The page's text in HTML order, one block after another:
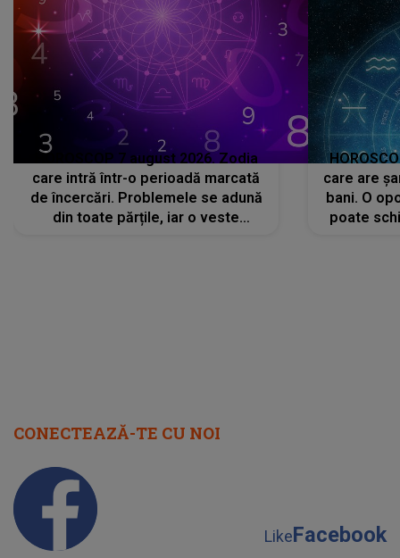
HOROSCOP 7 august 2026. Zodia
care intră într-o perioadă marcată
de încercări. Problemele se adună
din toate părțile, iar o veste
care are
bani. O
poate
CONECTEAZĂ-TE CU NOI
LikeFacebook